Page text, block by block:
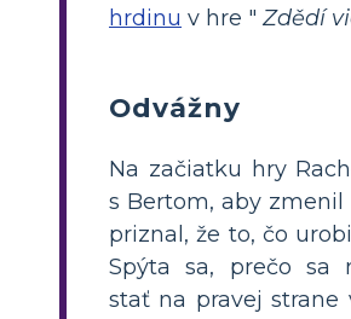
hrdinu v hre " Zdědí
Odvážny
Na začiatku hry
s Bertom, aby zmenil
priznal, že to, čo
Spýta sa, prečo sa
stať na pravej strane